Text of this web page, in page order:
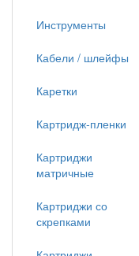
Инструменты
Кабели / шлейфы
Каретки
Картридж-пленки
Картриджи
матричные
Картриджи со
скрепками